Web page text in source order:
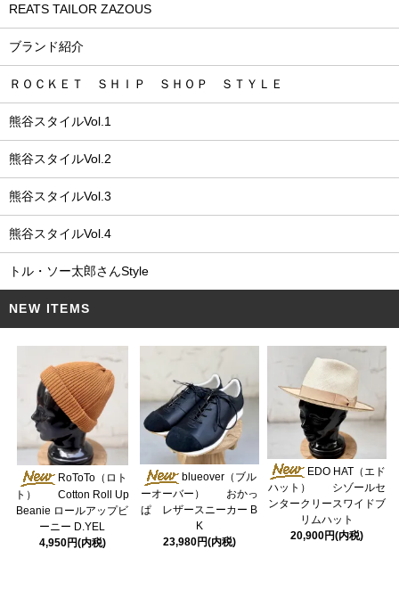
REATS TAILOR ZAZOUS
ブランド紹介
ＲＯＣＫＥＴ ＳＨＩＰ ＳＨＯＰ ＳＴＹＬＥ
熊谷スタイルVol.1
熊谷スタイルVol.2
熊谷スタイルVol.3
熊谷スタイルVol.4
トル・ソー太郎さんStyle
NEW ITEMS
RoToTo（ロト
ト） Cotton Roll Up
Beanie ロールアップビ
ーニー D.YEL
4,950円(内税)
blueover（ブル
ーオーバー） おかっ
ぱ レザースニーカー B
K
23,980円(内税)
EDO HAT（エド
ハット） シゾールセ
ンタークリースワイドブ
リムハット
20,900円(内税)